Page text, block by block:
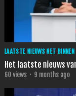
LAATSTE NIEUWS NET BINNEN
Het laatste nieuws
60 views · 9 months ago